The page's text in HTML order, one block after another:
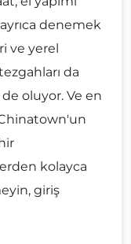
denemek
ve yerel
da
oluyor. Ve en
kolayca
giriş